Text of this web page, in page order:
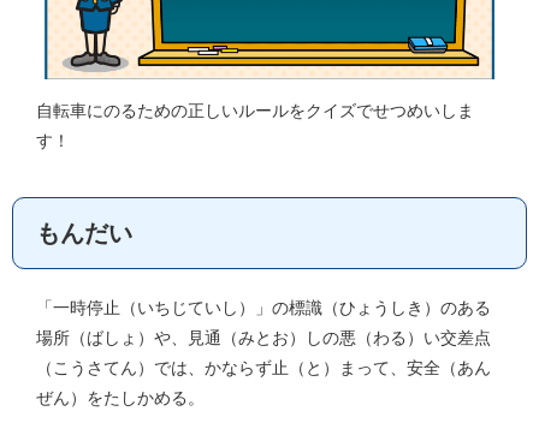
自転車にのるための正しいルールをクイズでせつめいしま
す！
もんだい
「一時停止（いちじていし）」の標識（ひょうしき）のある
場所（ばしょ）や、見通（みとお）しの悪（わる）い交差点
（こうさてん）では、かならず止（と）まって、安全（あん
ぜん）をたしかめる。